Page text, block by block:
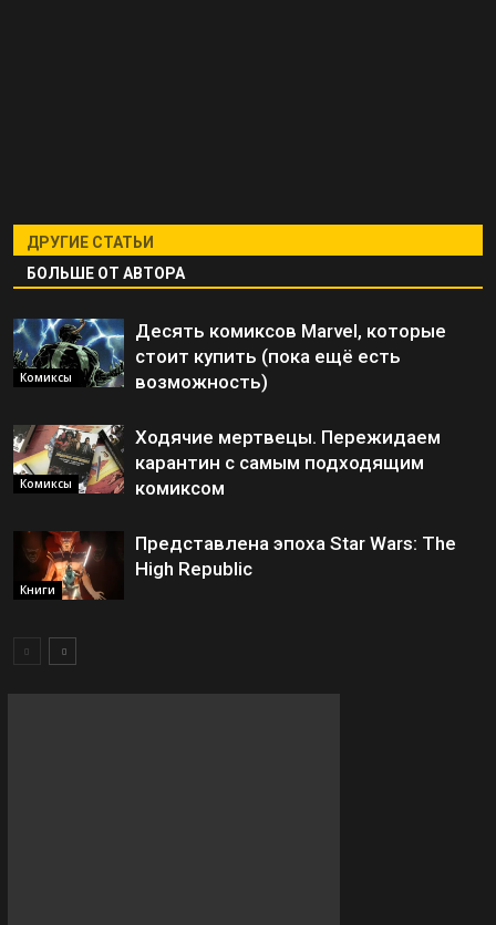
ДРУГИЕ СТАТЬИ
БОЛЬШЕ ОТ АВТОРА
Комиксы
Десять комиксов Marvel, которые
стоит купить (пока ещё есть
возможность)
Комиксы
Ходячие мертвецы. Пережидаем
карантин с самым подходящим
комиксом
Книги
Представлена эпоха Star Wars: The
High Republic